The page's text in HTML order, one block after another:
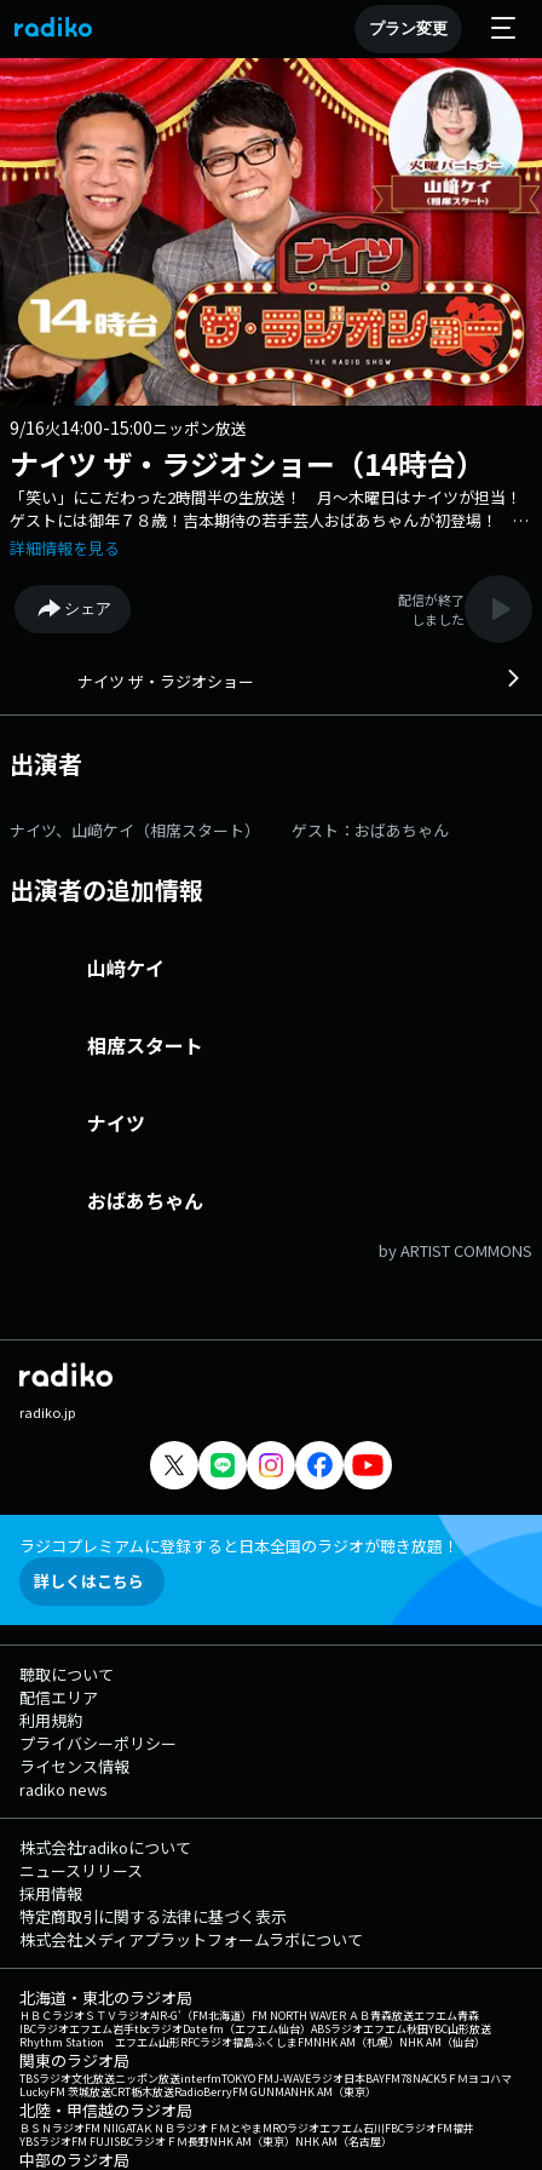
プラン変更
9/16火14:00-15:00ニッポン放送
ナイツ ザ・ラジオショー（14時台）
「笑い」にこだわった2時間半の生放送！ 月～木曜日はナイツが担当！
ゲストには御年７８歳！吉本期待の若手芸人おばあちゃんが初登場！ 芸
能・家庭・野球などなどナイツのトークと、「笑い」にこだわったネタコ
▼13:00～：OPからたっぷりトークをお届け！ ▼13:35頃：メール紹
介 ▼14:00～：ゲストと一緒に笑いをお届けする「ザ・ゲストショ
ー」をお届け。今日は おばあちゃんが登場！ ▼14:40頃：リスナーの
ー！」 ▼15:05頃：曜日替わりのパートナーにスポットを当てたコー
ソナリティは月曜～木曜はナイツ、パートナーには平野ノラ(月)、相席ス
タート山﨑ケイ(火)、メイプル超合金安藤なつ(水)、ハリセンボン箕輪はる
ウンサー東島衣里が担当！ そして土曜日のザ・ラジオショー サタデーは
サンドウィッチマン！メールアドレス： rs@1242.com 番組ホーム
twitterアカウントは「@The_RadioShow」
詳細情報を見る
シェア
配信が終了
しました
ナイツ ザ・ラジオショー
出演者
ナイツ、山﨑ケイ（相席スタート） ゲスト：おばあちゃん
出演者の追加情報
山﨑ケイ
相席スタート
ナイツ
おばあちゃん
by ARTIST COMMONS
radiko.jp
ラジコプレミアムに登録すると日本全国のラジオが聴き放題！
詳しくはこちら
聴取について
配信エリア
利用規約
プライバシーポリシー
ライセンス情報
radiko news
株式会社radikoについて
ニュースリリース
採用情報
特定商取引に関する法律に基づく表示
株式会社メディアプラットフォームラボについて
北海道・東北のラジオ局
ＨＢＣラジオＳＴＶラジオAIR-G'（FM北海道） FM NORTH WAVEＲＡＢ青森放送エフエム青森
IBCラジオエフエム岩手tbcラジオDate fm（エフエム仙台） ABSラジオエフエム秋田YBC山形放送
Rhythm Station エフエム山形RFCラジオ福島ふくしまFMNHK AM（札幌） NHK AM（仙台）
関東のラジオ局
TBSラジオ文化放送ニッポン放送interfmTOKYO FMJ-WAVEラジオ日本BAYFM78NACK5 ＦＭヨコハマ
LuckyFM 茨城放送CRT栃木放送RadioBerryFM GUNMANHK AM（東京）
北陸・甲信越のラジオ局
ＢＳＮラジオFM NIIGATAＫＮＢラジオ ＦＭとやまMROラジオエフエム石川FBCラジオFM福井
YBSラジオFM FUJISBCラジオ ＦＭ長野NHK AM（東京） NHK AM（名古屋）
中部のラジオ局